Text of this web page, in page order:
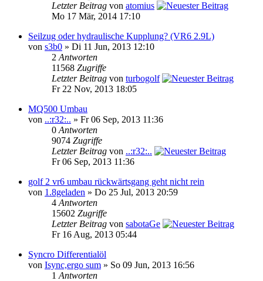
Letzter Beitrag von atomius
Mo 17 Mär, 2014 17:10
Seilzug oder hydraulische Kupplung? (VR6 2.9L)
von s3b0 » Di 11 Jun, 2013 12:10
2 Antworten
11568 Zugriffe
Letzter Beitrag von turbogolf
Fr 22 Nov, 2013 18:05
MQ500 Umbau
von ..:r32:.. » Fr 06 Sep, 2013 11:36
0 Antworten
9074 Zugriffe
Letzter Beitrag von ..:r32:..
Fr 06 Sep, 2013 11:36
golf 2 vr6 umbau rückwärtsgang geht nicht rein
von 1.8geladen » Do 25 Jul, 2013 20:59
4 Antworten
15602 Zugriffe
Letzter Beitrag von sabotaGe
Fr 16 Aug, 2013 05:44
Syncro Differentialöl
von Isync,ergo sum » So 09 Jun, 2013 16:56
1 Antworten